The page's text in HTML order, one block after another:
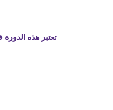
تعتبر هذه